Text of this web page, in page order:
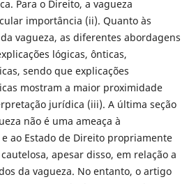
Para o Direito, a vagueza
importância (ii). Quanto às
vagueza, as diferentes abordagens
lógicas, ônticas,
sendo que explicações
mostram a maior proximidade
jurídica (iii). A última seção
não é uma ameaça à
ao Estado de Direito propriamente
apesar disso, em relação a
da vagueza. No entanto, o artigo